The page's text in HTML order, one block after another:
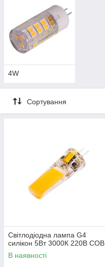
4W
Сортування
Світлодіодна лампа G4
силікон 5Вт 3000К 220В COB
В наявності